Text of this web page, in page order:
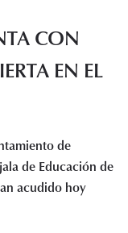
CON
EN EL
de
de Educación de
acudido hoy